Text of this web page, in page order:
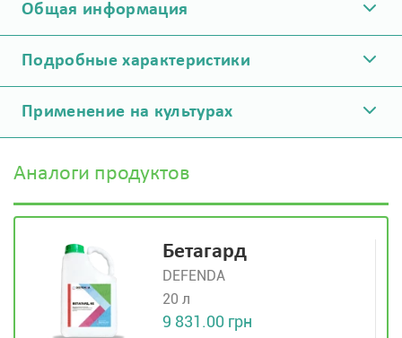
Общая информация
Подробные характеристики
Применение на культурах
Аналоги продуктов
Бетагард
DEFENDA
20 л
9 831.00 грн